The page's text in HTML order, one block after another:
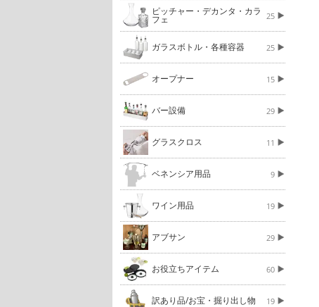
ピッチャー・デカンタ・カラ
フェ 25
ガラスボトル・各種容器 25
オープナー 15
バー設備 29
グラスクロス 11
ベネンシア用品 9
ワイン用品 19
アブサン 29
お役立ちアイテム 60
訳あり品/お宝・掘り出し物 19